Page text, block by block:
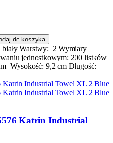
do koszyka
biały Warstwy: 2 Wymiary
jednostkowym: 200 listków
Wysokość: 9,2 cm Długość:
Katrin Industrial